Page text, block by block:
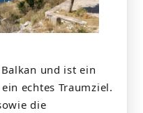
und ist ein
echtes Traumziel.
die